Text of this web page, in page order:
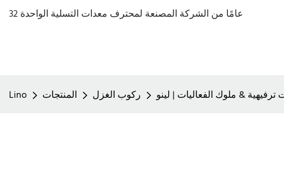
32 عامًا من الشركة المصنعة لمحترف معدات التسلية الواحدة
Lino المنتجات ركوب الغزل & ملوك الفعاليات | لينو